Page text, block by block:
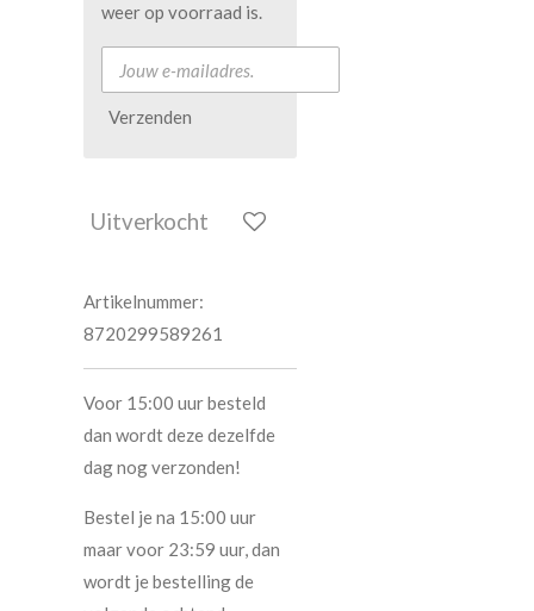
weer op voorraad is.
Verzenden
Uitverkocht
Artikelnummer:
8720299589261
Voor 15:00 uur besteld
dan wordt deze dezelfde
dag nog verzonden!
Bestel je na 15:00 uur
maar voor 23:59 uur, dan
wordt je bestelling de